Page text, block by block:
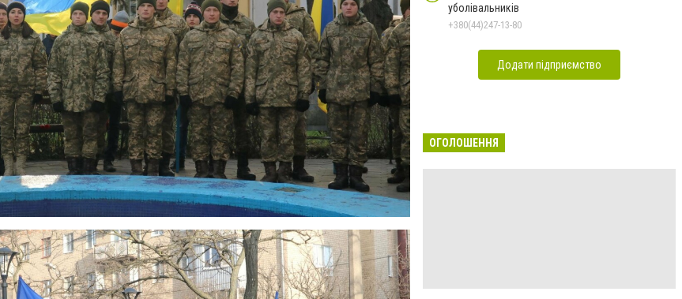
уболівальників
+380(44)247-13-80
Додати підприємство
ОГОЛОШЕННЯ